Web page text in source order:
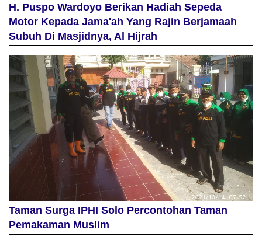
H. Puspo Wardoyo Berikan Hadiah Sepeda
Motor Kepada Jama'ah Yang Rajin Berjamaah
Subuh Di Masjidnya, Al Hijrah
Taman Surga IPHI Solo Percontohan Taman
Pemakaman Muslim